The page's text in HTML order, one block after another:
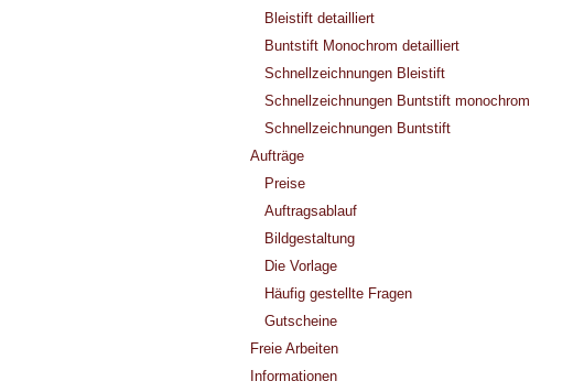
Bleistift detailliert
Buntstift Monochrom detailliert
Schnellzeichnungen Bleistift
Schnellzeichnungen Buntstift monochrom
Schnellzeichnungen Buntstift
Aufträge
Preise
Auftragsablauf
Bildgestaltung
Die Vorlage
Häufig gestellte Fragen
Gutscheine
Freie Arbeiten
Informationen